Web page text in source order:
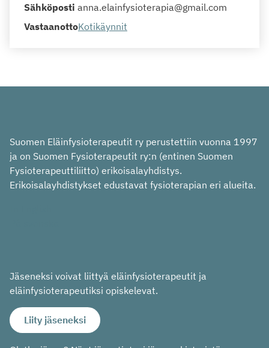
Sähköposti anna.elainfysioterapia@gmail.com
VastaanottoKotikäynnit
Suomen Eläinfysioterapeutit ry perustettiin vuonna 1997
ja on Suomen Fysioterapeutit ry:n (entinen Suomen
Fysioterapeuttiliitto) erikoisalayhdistys.
Erikoisalayhdistykset edustavat fysioterapian eri alueita.
Jäseneksi voivat liittyä eläinfysioterapeutit ja
eläinfysioterapeutiksi opiskelevat.
Liity jäseneksi